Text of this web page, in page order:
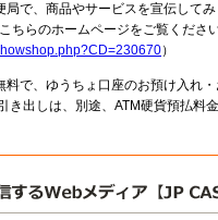
局で、商品やサービスを宣伝して
ちらのホームページをご覧くださ
）
料で、ゆうちょ口座のお預け入れ
き出しは、別途、ATM硬貨預払料